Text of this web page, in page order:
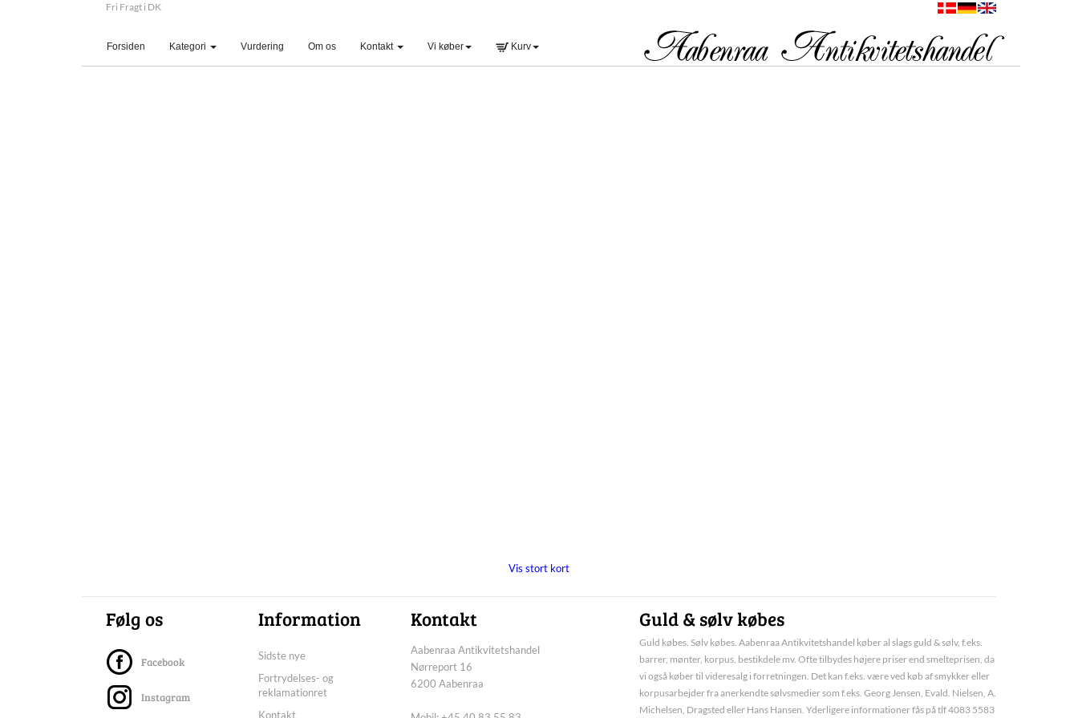
Fri Fragt i DK
Forsiden (current)Kategori Vurdering Om os Kontakt Vi køber Kurv
Vis stort kort
Følg os
Facebook
Instagram
Information
Sidste nye
Fortrydelses- og
reklamationret
Kontakt
Kontakt
Aabenraa Antikvitetshandel
Nørreport 16
6200 Aabenraa
Guld & sølv købes
Guld købes. Sølv købes. Aabenraa Antikvitetshandel køber al slags guld & sølv, f.eks.
barrer, mønter, korpus, bestikdele mv. Ofte tilbydes højere priser end smelteprisen, da
vi også køber til videresalg i forretningen. Det kan f.eks. være ved køb af smykker eller
korpusarbejder fra anerkendte sølvsmedier som f.eks. Georg Jensen, Evald. Nielsen, A.
Michelsen, Dragsted eller Hans Hansen. Yderligere informationer fås på tlf 4083 5583